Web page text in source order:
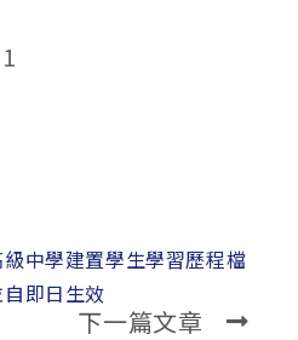
中學建置學生學習歷程檔
即日生效
下一篇文章